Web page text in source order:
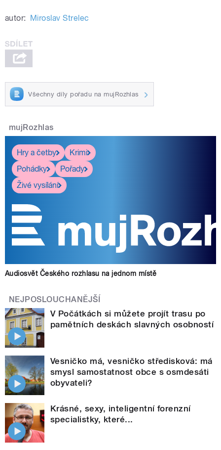
autor: Miroslav Strelec
Všechny díly pořadu na mujRozhlas
mujRozhlas
Hry a četby
Krimi
Pohádky
Pořady
Živé vysílání
Audiosvět Českého rozhlasu na jednom místě
NEJPOSLOUCHANĚJŠÍ
V Počátkách si můžete projít trasu po
pamětních deskách slavných osobností
Vesničko má, vesničko středisková: má
smysl samostatnost obce s osmdesáti
obyvateli?
Krásné, sexy, inteligentní forenzní
specialistky, které...